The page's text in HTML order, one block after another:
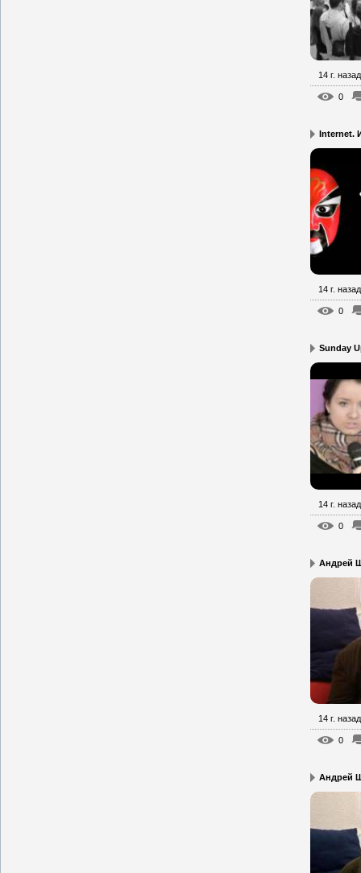
14 г. назад
0
Internet.
14 г. назад
0
Sunday
14 г. назад
0
Андрей
14 г. назад
0
Андрей